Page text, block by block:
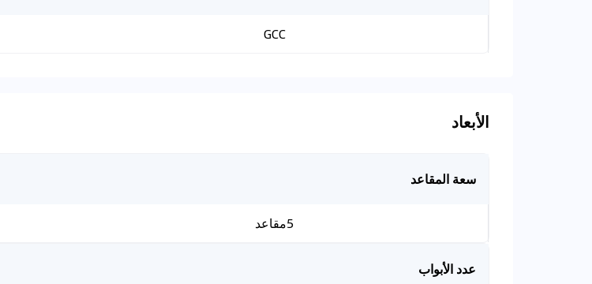
GCC
الأبعاد
سعة المقاعد
5مقاعد
عدد الأبواب